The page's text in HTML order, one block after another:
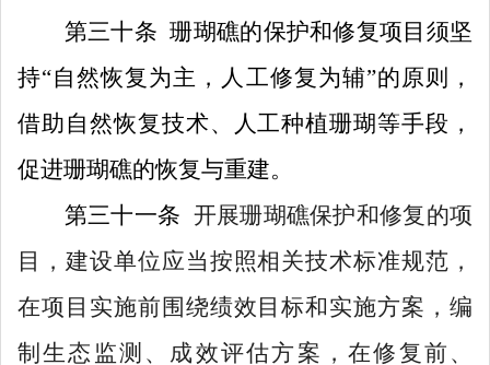
第三十条 珊瑚礁的保护和修复项目须坚
持“自然恢复为主，人工修复为辅”的原则，
借助自然恢复技术、
人工种植珊瑚等手段，
促进珊瑚礁的恢复与重建。
第三十一条 开展珊瑚礁保护和修复的项
目 ， 建设单位应当按照相关技术标准规范，
在项目实施前围绕绩效目标和实施方案，编
制生态监测、成效评估方案，在修复前、